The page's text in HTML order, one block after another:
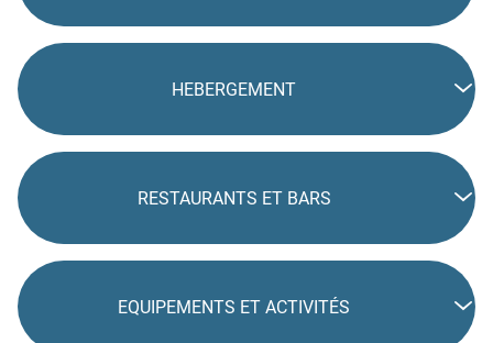
HEBERGEMENT
RESTAURANTS ET BARS
EQUIPEMENTS ET ACTIVITÉS